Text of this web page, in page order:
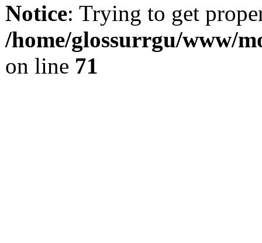
Notice: Trying to get
/home/glossurrgu/www/
on line 71